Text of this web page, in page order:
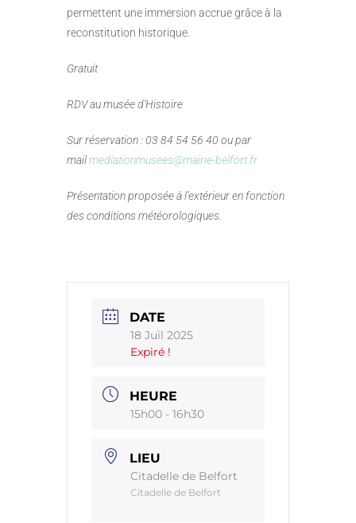
permettent une immersion accrue grâce à la
reconstitution historique.
Gratuit
RDV au musée d’Histoire
Sur réservation : 03 84 54 56 40 ou par
mailmediationmusees@mairie-belfort.fr
Présentation proposée à l’extérieur en fonction
des conditions météorologiques.
DATE
18 Juil 2025
Expiré !
HEURE
15h00 - 16h30
LIEU
Citadelle de Belfort
Citadelle de Belfort